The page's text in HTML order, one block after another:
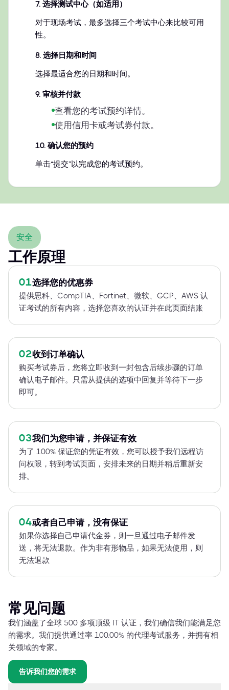
7. 选择测试中心（如适用）
对于现场考试，最多选择三个考试中心来比较可用
性。
8. 选择日期和时间
选择最适合您的日期和时间。
9. 审核并付款
查看您的考试预约详情。
使用信用卡或考试券付款。
10. 确认您的预约
单击“提交”以完成您的考试预约。
安全
工作原理
01选择您的优惠券
提供思科、CompTIA、Fortinet、微软、GCP、AWS 认
证考试的所有内容，选择您喜欢的认证并在此页面结账
02收到订单确认
购买考试券后，您将立即收到一封包含后续步骤的订单
确认电子邮件。只需从提供的选项中回复并等待下一步
即可。
03我们为您申请，并保证有效
为了 100% 保证您的凭证有效，您可以授予我们远程访
问权限，转到考试页面，安排未来的日期并稍后重新安
排。
04或者自己申请，没有保证
如果你选择自己申请代金券，则一旦通过电子邮件发
送，将无法退款。作为非有形物品，如果无法使用，则
无法退款
常见问题
我们涵盖了全球 500 多项顶级 IT 认证，我们确信我们能满足您
的需求。我们提供通过率 100.00% 的代理考试服务，并拥有相
关领域的专家。
告诉我们您的需求